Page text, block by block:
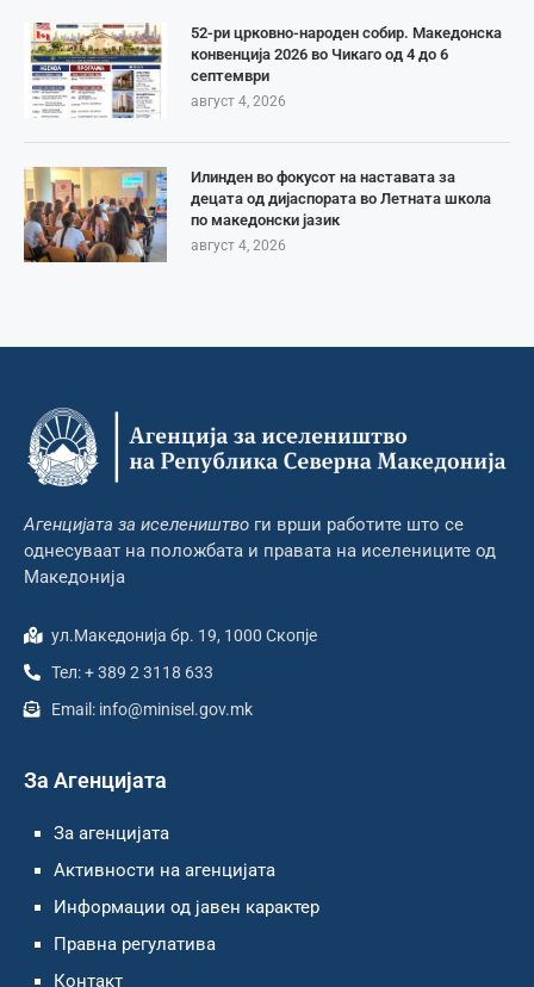
52-ри црковно-народен собир. Македонска
конвенција 2026 во Чикаго од 4 до 6
септември
август 4, 2026
Илинден во фокусот на наставата за
децата од дијаспората во Летната школа
по македонски јазик
август 4, 2026
Агенцијата за иселеништво ги врши работите што се
однесуваат на положбата и правата на иселениците од
Македонија
ул.Македонија бр. 19, 1000 Скопје
Тел: + 389 2 3118 633
Email: info@minisel.gov.mk
За Агенцијата
За агенцијата
Активности на агенцијата
Информации од јавен карактер
Правна регулатива
Контакт